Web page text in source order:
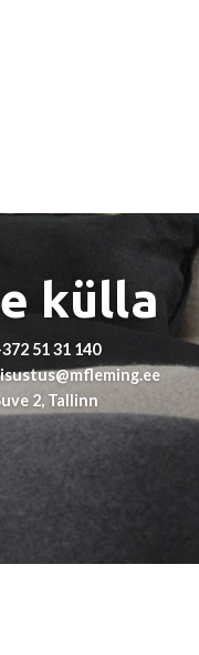
külla
51 31 140
2, Tallinn